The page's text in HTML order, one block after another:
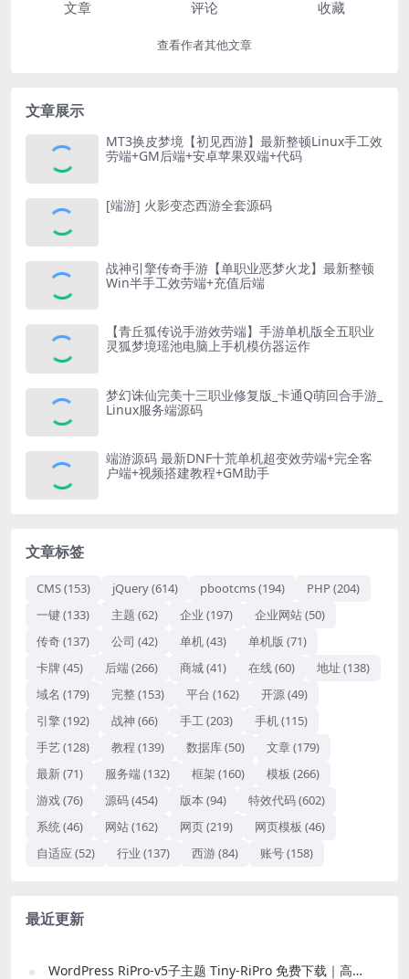
文章 评论 收藏
查看作者其他文章
文章展示
MT3换皮梦境【初见西游】最新整顿Linux手工效
劳端+GM后端+安卓苹果双端+代码
[端游] 火影变态西游全套源码
战神引擎传奇手游【单职业恶梦火龙】最新整顿
Win半手工效劳端+充值后端
【青丘狐传说手游效劳端】手游单机版全五职业
灵狐梦境瑶池电脑上手机模仿器运作
梦幻诛仙完美十三职业修复版_卡通Q萌回合手游_
Linux服务端源码
端游源码 最新DNF十荒单机超变效劳端+完全客
户端+视频搭建教程+GM助手
文章标签
CMS(153) jQuery(614) pbootcms(194) PHP(204)
一键(133) 主题 (62) 企业 (197) 企业网站(50)
传奇(137) 公司 (42) 单机(43) 单机版 (71)
卡牌 (45) 后端(266) 商城(41) 在线(60) 地址 (138)
域名 (179) 完整(153) 平台 (162) 开源(49)
引擎(192) 战神 (66) 手工(203) 手机(115)
手艺(128) 教程 (139) 数据库(50) 文章 (179)
最新 (71) 服务端(132) 框架 (160) 模板 (266)
游戏(76) 源码(454) 版本 (94) 特效代码(602)
系统(46) 网站(162) 网页(219) 网页模板 (46)
自适应 (52) 行业 (137) 西游(84) 账号(158)
最近更新
WordPress RiPro-v5子主题 Tiny-RiPro 免费下载｜高转化资源站必备